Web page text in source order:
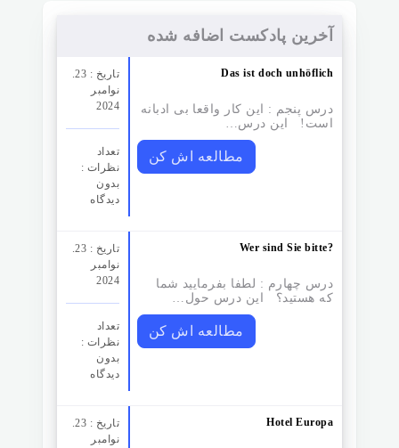
آخرین پادکست اضافه شده
تاریخ : 23.
نوامبر
2024
تعداد
نظرات‌ :
بدون
دیدگاه
Das ist doch unhöflich
درس پنجم : این کار واقعا بی ادبانه
است! این درس…
مطالعه اش کن
تاریخ : 23.
نوامبر
2024
تعداد
نظرات‌ :
بدون
دیدگاه
Wer sind Sie bitte?
درس چهارم : لطفا بفرمایید شما
که هستید؟ این درس حول…
مطالعه اش کن
تاریخ : 23.
نوامبر
Hotel Europa